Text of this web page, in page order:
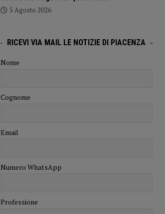
5 Agosto 2026
RICEVI VIA MAIL LE NOTIZIE DI PIACENZA
Nome
Cognome
Email
Numero WhatsApp
Professione